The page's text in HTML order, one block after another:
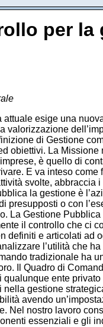
per
esige una
valorizzazione
di Gestione
obiettivi. La
è quello di
E va inteso
svolte, abbraccia
la gestione è
presupposti o con
La Gestione
il controllo che ci
definiti e articolati ad
l’utilità che
tradizionale ha
Il Quadro di
ente
gestione
avendo
Nel nostro lavoro
essenziali e gli